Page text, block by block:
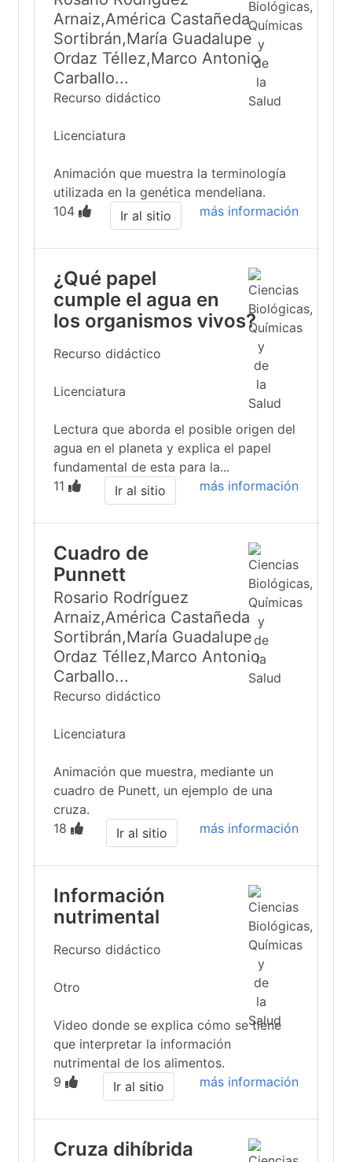
Arnaiz,América Castañeda
Sortibrán,María Guadalupe
Ordaz Téllez,Marco Antonio
Carballo...
Recurso didáctico
Licenciatura
Animación que muestra la terminología
utilizada en la genética mendeliana.
104
más información
Ir al sitio
¿Qué papel
cumple el agua en
los organismos vivos?
Recurso didáctico
Licenciatura
Lectura que aborda el posible origen del
agua en el planeta y explica el papel
fundamental de esta para la...
11
más información
Ir al sitio
Cuadro de
Punnett
Rosario Rodríguez
Arnaiz,América Castañeda
Sortibrán,María Guadalupe
Ordaz Téllez,Marco Antonio
Carballo...
Recurso didáctico
Licenciatura
Animación que muestra, mediante un
cuadro de Punett, un ejemplo de una
cruza.
18
más información
Ir al sitio
Información
nutrimental
Recurso didáctico
Otro
Video donde se explica cómo se tiene
que interpretar la información
nutrimental de los alimentos.
9
más información
Ir al sitio
Cruza dihíbrida